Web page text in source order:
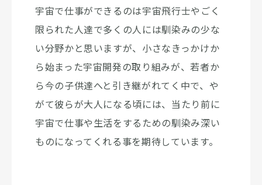
宇宙で仕事ができるのは宇宙飛行士やごく
限られた人達で多くの人には馴染みの少な
い分野かと思いますが、小さなきっかけか
ら始まった宇宙開発の取り組みが、若者か
ら今の子供達へと引き継がれてく中で、や
がて彼らが大人になる頃には、当たり前に
宇宙で仕事や生活をするための馴染み深い
ものになってくれる事を期待しています。